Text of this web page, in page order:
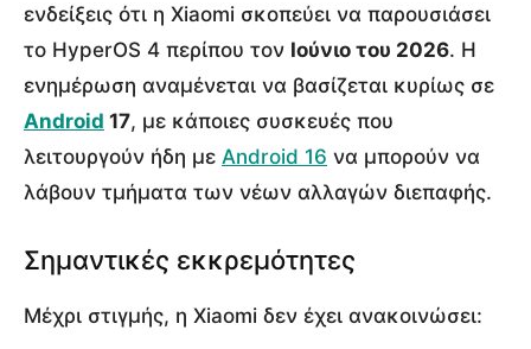
ενδείξεις ότι η Xiaomi σκοπεύει να παρουσιάσει
το HyperOS 4 περίπου τον Ιούνιο του 2026. Η
ενημέρωση αναμένεται να βασίζεται κυρίως σε
Android 17, με κάποιες συσκευές που
λειτουργούν ήδη με Android 16 να μπορούν να
λάβουν τμήματα των νέων αλλαγών διεπαφής.
Σημαντικές εκκρεμότητες
Μέχρι στιγμής, η Xiaomi δεν έχει ανακοινώσει: